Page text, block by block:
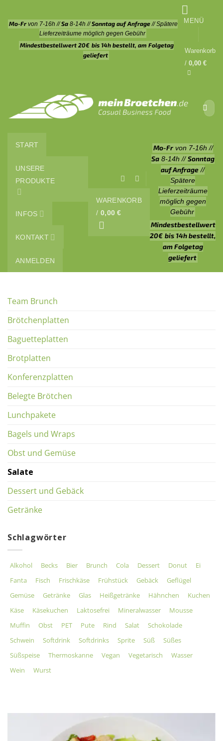
Inhalt
springen
Mo-Frvon 7-16h //Sa8-14h //Sonntag auf Anfrage// Spätere
Lieferzeiträume möglich gegen Gebühr
Mindestbestellwert 20€ bis 14h bestellt, am Folgetag
geliefert
MENÜ
Warenkorb
/ 0,00 €
nach:
START
UNSERE
PRODUKTE
INFOS
KONTAKT
ANMELDEN
WARENKORB
/ 0,00€
Mo-Fr von 7-16h //
Sa8-14h // Sonntag
auf Anfrage //
Spätere
Lieferzeiträume
möglich gegen
Gebühr
Mindestbestellwert
20€ bis 14h bestellt,
am Folgetag
geliefert
Team Brunch
Brötchenplatten
Baguetteplatten
Brotplatten
Konferenzplatten
Belegte Brötchen
Lunchpakete
Bagels und Wraps
Obst und Gemüse
Salate
Dessert und Gebäck
Getränke
Schlagwörter
Alkohol Becks Bier Brunch Cola Dessert Donut
Ei
Fanta
Fisch Frischkäse Frühstück Gebäck
Geflügel
Gemüse
Getränke Glas Heißgetränke Hähnchen
Kuchen
Käse
Käsekuchen Laktosefrei Mineralwasser
Mousse
Muffin
Obst PET Pute Rind Salat
Schokolade
Schwein
Softdrink Softdrinks Sprite Süß
Süßes
Süßspeise
Thermoskanne Vegan Vegetarisch
Wasser
Wein
Wurst